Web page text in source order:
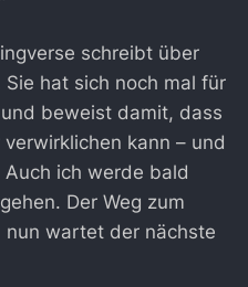
schreibt über
Sie hat sich noch mal für
beweist damit, dass
kann – und
ich werde bald
Der Weg zum
wartet der nächste